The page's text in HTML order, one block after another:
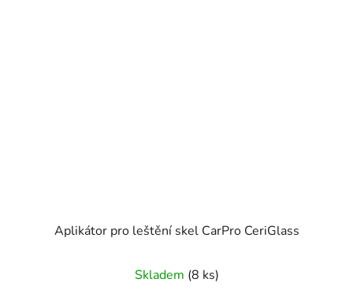
Aplikátor pro leštění skel CarPro CeriGlass
Skladem (8 ks)